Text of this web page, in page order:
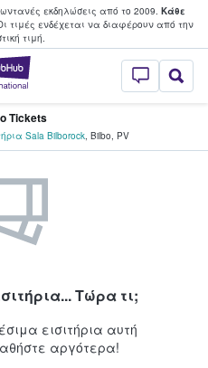
εκδηλώσεις από το 2009. Κάθε
τιμές ενδέχεται να διαφέρουν από την
τιμή.
StubHub - Όπου
πουλούν
Tickets
Sala Bilborock, Bilbo, PV
Τώρα τι;
εισιτήρια αυτή
αργότερα!